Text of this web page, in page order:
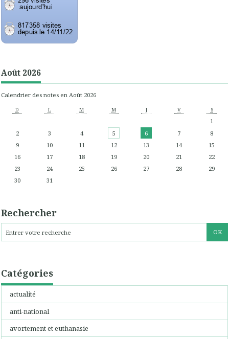
Août 2026
Calendrier des notes en Août 2026
D L M M J V S
1
2
3 4 5 6 7
8
9
10 11 12 13 14
15
16
17 18 19 20 21
22
23
24 25 26 27 28
29
30
31
Rechercher
Catégories
actualité
anti-national
avortement et euthanasie